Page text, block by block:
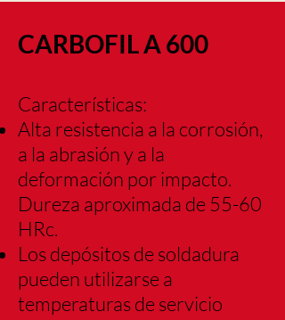
CARBOFIL A 600
Características:
Alta resistencia a la corrosión,
a la abrasión y a la
deformación por impacto.
Dureza aproximada de 55-60
HRc.
Los depósitos de soldadura
pueden utilizarse a
temperaturas de servicio